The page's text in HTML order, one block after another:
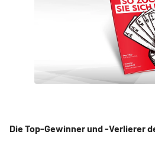
Die Top-Gewinner und -Verlierer